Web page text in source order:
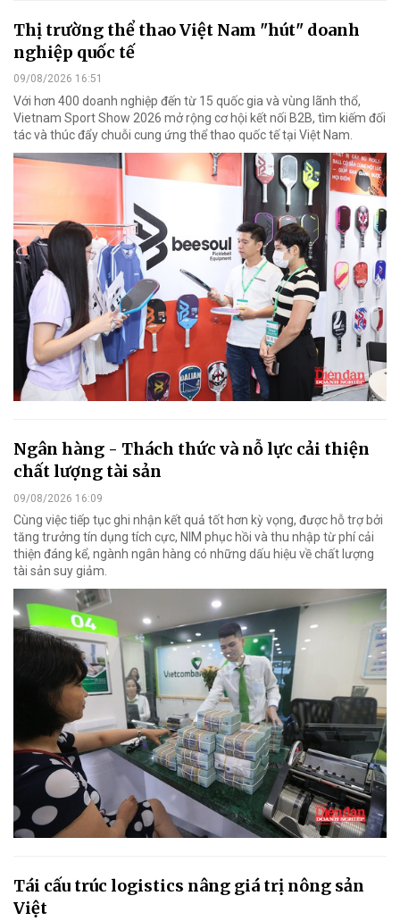
Thị trường thể thao Việt Nam "hút" doanh
nghiệp quốc tế
09/08/2026 16:51
Với hơn 400 doanh nghiệp đến từ 15 quốc gia và vùng lãnh thổ,
Vietnam Sport Show 2026 mở rộng cơ hội kết nối B2B, tìm kiếm đối
tác và thúc đẩy chuỗi cung ứng thể thao quốc tế tại Việt Nam.
Ngân hàng - Thách thức và nỗ lực cải thiện
chất lượng tài sản
09/08/2026 16:09
Cùng việc tiếp tục ghi nhận kết quả tốt hơn kỳ vọng, được hỗ trợ bởi
tăng trưởng tín dụng tích cực, NIM phục hồi và thu nhập từ phí cải
thiện đáng kể, ngành ngân hàng có những dấu hiệu về chất lượng
tài sản suy giảm.
Tái cấu trúc logistics nâng giá trị nông sản
Việt